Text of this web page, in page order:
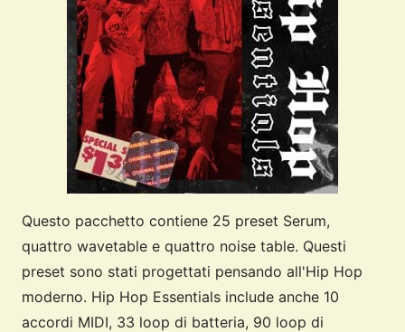
Questo pacchetto contiene 25 preset Serum,
quattro wavetable e quattro noise table. Questi
preset sono stati progettati pensando all'Hip Hop
moderno. Hip Hop Essentials include anche 10
accordi MIDI, 33 loop di batteria, 90 loop di